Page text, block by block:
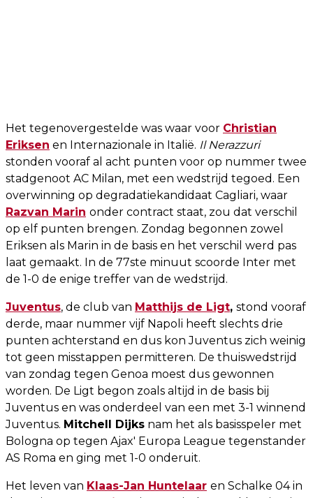
Het tegenovergestelde was waar voor Christian
Eriksen en Internazionale in Italië. Il Nerazzuri
stonden vooraf al acht punten voor op nummer twee
stadgenoot AC Milan, met een wedstrijd tegoed. Een
overwinning op degradatiekandidaat Cagliari, waar
Razvan Marin onder contract staat, zou dat verschil
op elf punten brengen. Zondag begonnen zowel
Eriksen als Marin in de basis en het verschil werd pas
laat gemaakt. In de 77ste minuut scoorde Inter met
de 1-0 de enige treffer van de wedstrijd.
Juventus, de club van Matthijs de Ligt, stond vooraf
derde, maar nummer vijf Napoli heeft slechts drie
punten achterstand en dus kon Juventus zich weinig
tot geen misstappen permitteren. De thuiswedstrijd
van zondag tegen Genoa moest dus gewonnen
worden. De Ligt begon zoals altijd in de basis bij
Juventus en was onderdeel van een met 3-1 winnend
Juventus. Mitchell Dijks nam het als basisspeler met
Bologna op tegen Ajax' Europa League tegenstander
AS Roma en ging met 1-0 onderuit.
Het leven van Klaas-Jan Huntelaar en Schalke 04 in